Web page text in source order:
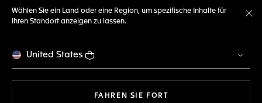
Wählen Sie ein Land oder eine Region, um spezifische Inhalte für
Ihren Standort anzeigen zu lassen.
United States
FAHREN SIE FORTMIT DER NAVIGATION